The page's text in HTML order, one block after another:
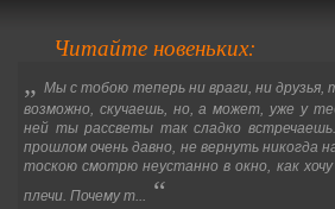
Читайте новеньких:
„Мы с тобою теперь ни враги, ни
возможно, скучаешь, но, а может, уже у
ней ты рассветы так сладко
прошлом очень давно, не вернуть никогда
тоскою смотрю неустанно в окно, как
плечи. Почему т... “